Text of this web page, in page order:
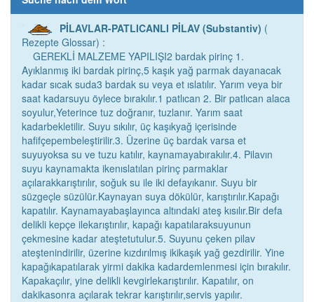
PİLAVLAR-PATLICANLI PİLAV (Substantiv) (
Rezepte Glossar) :
GEREKLİ MALZEME YAPILIŞI2 bardak pirinç 1.
Ayıklanmış iki bardak pirinç,5 kaşık yağ parmak dayanacak
kadar sıcak suda3 bardak su veya et ıslatılır. Yarım veya bir
saat kadarsuyu öylece bırakılır.1 patlıcan 2. Bir patlıcan alaca
soyulur,Yeterince tuz doğranır, tuzlanır. Yarım saat
kadarbekletilir. Suyu sıkılır, üç kaşıkyağ içerisinde
hafifçepembeleştirilir.3. Üzerine üç bardak varsa et
suyuyoksa su ve tuzu katılır, kaynamayabırakılır.4. Pilavın
suyu kaynamakta ikenıslatılan pirinç parmaklar
açılarakkarıştırılır, soğuk su ile iki defayıkanır. Suyu bir
süzgeçle süzülür.Kaynayan suya dökülür, karıştırılır.Kapağı
kapatılır. Kaynamayabaşlayınca altındaki ateş kısılır.Bir defa
delikli kepçe ilekarıştırılır, kapağı kapatılaraksuyunun
çekmesine kadar ateştetutulur.5. Suyunu çeken pilav
ateştenindirilir, üzerine kızdırılmış ikikaşık yağ gezdirilir. Yine
kapağıkapatılarak yirmi dakika kadardemlenmesi için bırakılır.
Kapakaçılır, yine delikli kevgirlekarıştırılır. Kapatılır, on
dakikasonra açılarak tekrar karıştırılır,servis yapılır.